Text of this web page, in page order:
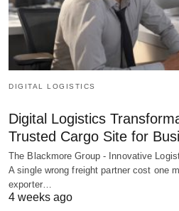
DIGITAL LOGISTICS
Digital Logistics
Trusted Cargo Site for
The Blackmore Group - Innovative
A single wrong freight partner cost one
exporter…
4 weeks ago